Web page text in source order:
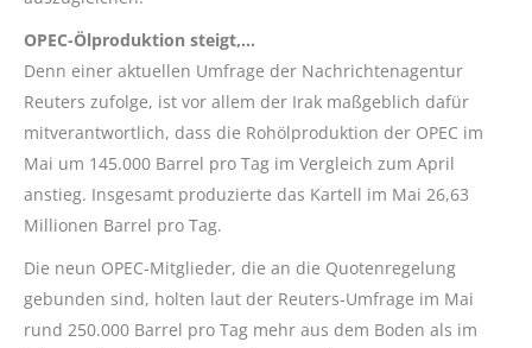
OPEC-Ölproduktion steigt,…
Denn einer aktuellen Umfrage der Nachrichtenagentur
Reuters zufolge, ist vor allem der Irak maßgeblich dafür
mitverantwortlich, dass die Rohölproduktion der OPEC im
Mai um 145.000 Barrel pro Tag im Vergleich zum April
anstieg. Insgesamt produzierte das Kartell im Mai 26,63
Millionen Barrel pro Tag.
Die neun OPEC-Mitglieder, die an die Quotenregelung
gebunden sind, holten laut der Reuters-Umfrage im Mai
rund 250.000 Barrel pro Tag mehr aus dem Boden als im